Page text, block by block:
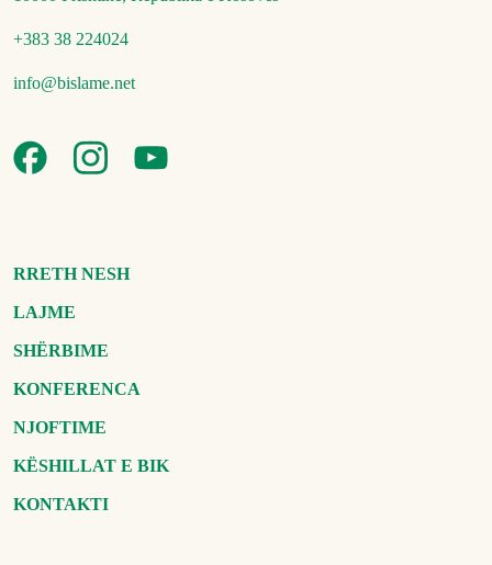
+383 38 224024
info@bislame.net
RRETH NESH
LAJME
SHËRBIME
KONFERENCA
NJOFTIME
KËSHILLAT E BIK
KONTAKTI